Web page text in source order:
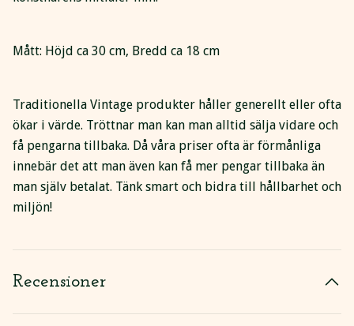
Mått: Höjd ca 30 cm, Bredd ca 18 cm
Traditionella Vintage produkter håller generellt eller ofta
ökar i värde. Tröttnar man kan man alltid sälja vidare och
få pengarna tillbaka. Då våra priser ofta är förmånliga
innebär det att man även kan få mer pengar tillbaka än
man själv betalat. Tänk smart och bidra till hållbarhet och
miljön!
Recensioner